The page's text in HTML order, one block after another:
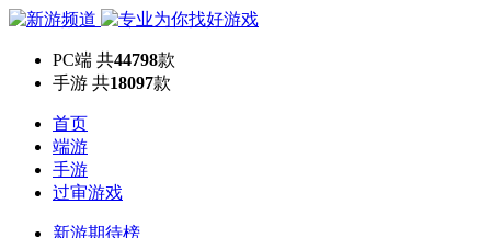
PC端 共44798款
手游 共18097款
首页
端游
手游
过审游戏
新游期待榜